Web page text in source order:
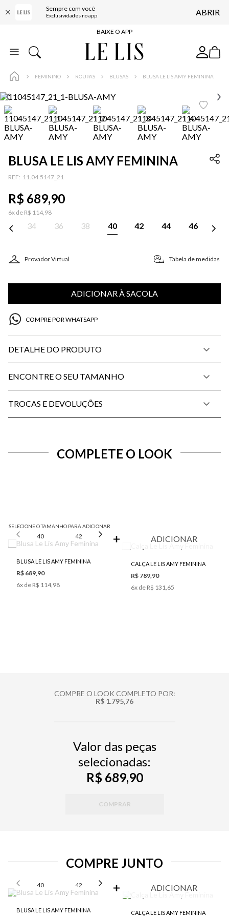
Sempre com você
Exclusividades no app ABRIR
FRETE GRÁTIS*
BAIXE O APP
10% OFF NA PRIMEIRA COMPRA*
FRETE GRÁTIS*
BAIXE O APP
10% OFF NA PRIMEIRA COMPRA*
FEMININO ROUPAS BLUSAS BLUSA LE LIS AMY FEMININA
BLUSA LE LIS AMY FEMININA
: 11.04.5147_21
R$ 689,90
6x de R$ 114,98
34 36 38 40 42 44 46
Provador Virtual Tabela de medidas
ADICIONAR À SACOLA
COMPRE POR WHATSAPP
DETALHE DO PRODUTO
ENCONTRE O SEU TAMANHO
TROCAS E DEVOLUÇÕES
COMPLETE O LOOK
SELECIONE O TAMANHO PARA ADICIONAR
40 42 44 46
BLUSA LE LIS AMY FEMININA
R$ 689,90
6x de R$ 114,98
ADICIONAR
CALÇA LE LIS AMY FEMININA
R$ 789,90
6x de R$ 131,65
COMPRE O LOOK COMPLETO POR:
R$ 1.795,76
Valor das peças
selecionadas:
R$ 689,90
COMPRAR
COMPRE JUNTO
40 42 44 46
BLUSA LE LIS AMY FEMININA
ADICIONAR
CALÇA LE LIS AMY FEMININA